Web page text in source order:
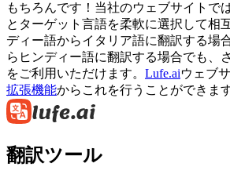
もちろんです！当社のウェブサイトで
とターゲット言語を柔軟に選択して相
ディー語からイタリア語に翻訳する場
らヒンディー語に翻訳する場合でも、
をご利用いただけます。 Lufe.aiウェブ
拡張機能からこれを行うことができます
翻訳ツール